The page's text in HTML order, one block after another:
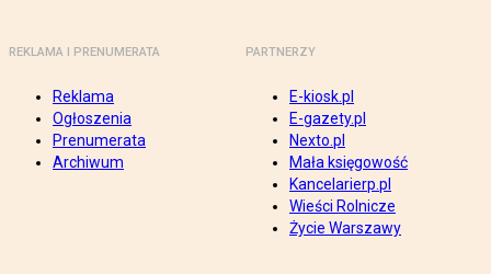
REKLAMA I PRENUMERATA
Reklama
Ogłoszenia
Prenumerata
Archiwum
PARTNERZY
E-kiosk.pl
E-gazety.pl
Nexto.pl
Mała księgowość
Kancelarierp.pl
Wieści Rolnicze
Życie Warszawy